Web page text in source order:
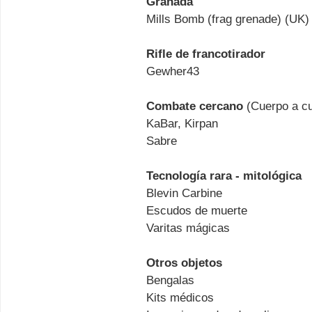
Mills Bomb (frag grenade) (UK)
Rifle de francotirador
Gewher43
Combate cercano (Cuerpo a
KaBar, Kirpan
Sabre
Tecnología rara - mitológica
Blevin Carbine
Escudos de muerte
Varitas mágicas
Otros objetos
Bengalas
Kits médicos